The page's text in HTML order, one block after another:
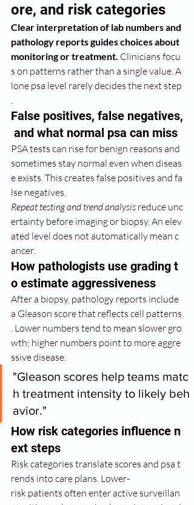
ore, and risk categories
Clear interpretation of lab numbers and
pathology reports guides choices about
monitoring or treatment. Clinicians focu
s on patterns rather than a single value. A
lone psa level rarely decides the next step
False positives, false negatives,
and what normal psa can miss
PSA tests can rise for benign reasons and
sometimes stay normal even when diseas
e exists. This creates false positives and fa
lse negatives.
Repeat testing and trend analysis reduce unc
ertainty before imaging or biopsy. An elev
ated level does not automatically mean c
ancer.
How pathologists use grading t
o estimate aggressiveness
After a biopsy, pathology reports include
a Gleason score that reflects cell patterns
. Lower numbers tend to mean slower gro
wth; higher numbers point to more aggre
ssive disease.
"Gleason scores help teams matc
h treatment intensity to likely beh
avior."
How risk categories influence n
ext steps
Risk categories translate scores and psa t
rends into care plans. Lower-
risk patients often enter active surveillan